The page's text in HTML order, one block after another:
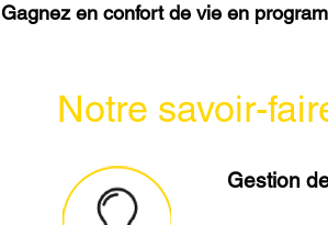
Gagnez en confort de vie en
Notre savoir-
Gestion